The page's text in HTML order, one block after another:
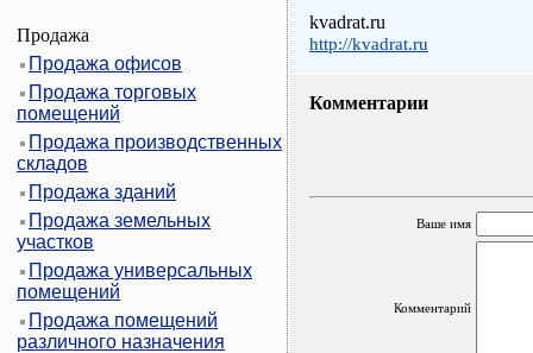
Продажа
Продажа офисов
Продажа торговых
помещений
Продажа производственных
складов
Продажа зданий
Продажа земельных
участков
Продажа универсальных
помещений
Продажа помещений
различного назначения
kvadrat.ru
http://kvadrat.ru
Комментарии
Ваше имя
Комментарий